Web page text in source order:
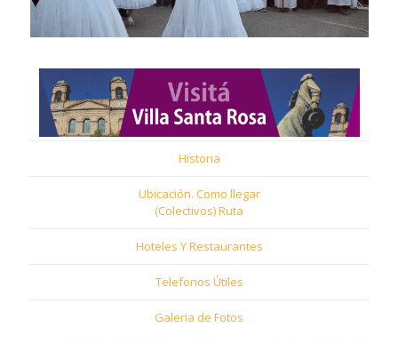
Historia
Ubicación. Como llegar
(Colectivos) Ruta
Hoteles Y Restaurantes
Telefonos Útiles
Galeria de Fotos